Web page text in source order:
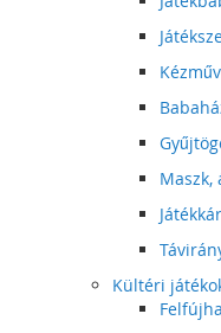
Maszk,
Kültéri